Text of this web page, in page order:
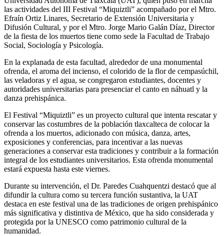
las actividades del III Festival “Miquiztli” acompañado por el Mtro.
Efraín Ortiz Linares, Secretario de Extensión Universitaria y
Difusión Cultural, y por el Mtro. Jorge Mario Galán Díaz, Director
de la fiesta de los muertos tiene como sede la Facultad de Trabajo
Social, Sociología y Psicología.
En la explanada de esta facultad, alrededor de una monumental
ofrenda, el aroma del incienso, el colorido de la flor de cempasúchil,
las veladoras y el agua, se congregaron estudiantes, docentes y
autoridades universitarias para presenciar el canto en náhuatl y la
danza prehispánica.
El Festival “Miquiztli” es un proyecto cultural que intenta rescatar y
conservar las costumbres de la población tlaxcalteca de colocar la
ofrenda a los muertos, adicionado con música, danza, artes,
exposiciones y conferencias, para incentivar a las nuevas
generaciones a conservar esta tradiciones y contribuir a la formación
integral de los estudiantes universitarios. Esta ofrenda monumental
estará expuesta hasta este viernes.
Durante su intervención, el Dr. Paredes Cuahquentzi destacó que al
difundir la cultura como su tercera función sustantiva, la UAT
destaca en este festival una de las tradiciones de origen prehispánico
más significativa y distintiva de México, que ha sido considerada y
protegida por la UNESCO como patrimonio cultural de la
humanidad.